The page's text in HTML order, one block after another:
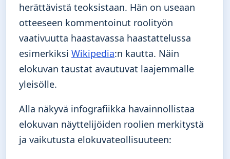
herättävistä teoksistaan. Hän on useaan
otteeseen kommentoinut roolityön
vaativuutta haastavassa haastattelussa
esimerkiksi Wikipedia:n kautta. Näin
elokuvan taustat avautuvat laajemmalle
yleisölle.
Alla näkyvä infografiikka havainnollistaa
elokuvan näyttelijöiden roolien merkitystä
ja vaikutusta elokuvateollisuuteen: